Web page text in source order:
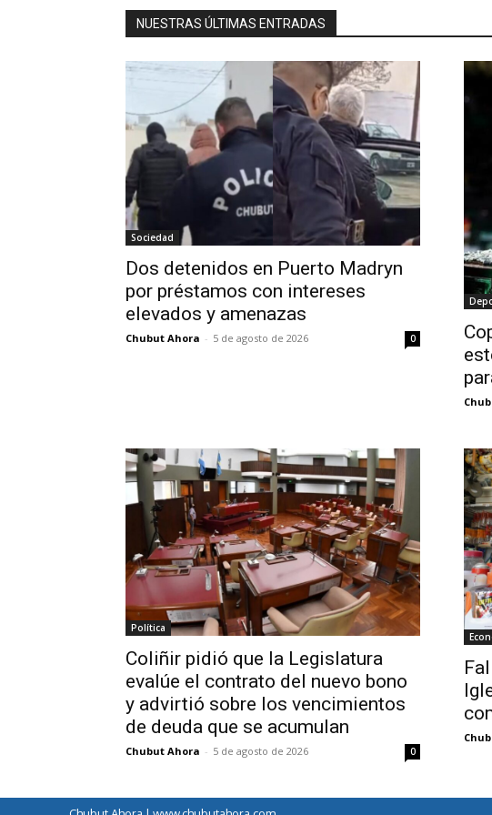
NUESTRAS ÚLTIMAS ENTRADAS
Sociedad
Dos detenidos en Puerto Madryn
por préstamos con intereses
elevados y amenazas
Chubut Ahora - 5 de agosto de 2026 0
Política
Coliñir pidió que la Legislatura
evalúe el contrato del nuevo bono
y advirtió sobre los vencimientos
de deuda que se acumulan
Chubut Ahora - 5 de agosto de 2026 0